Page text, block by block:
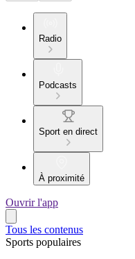
Radio
Podcasts
Sport en direct
À proximité
Ouvrir l'app
Tous les contenus
Sports populaires